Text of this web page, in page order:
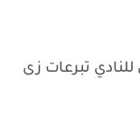
تبرعات زى